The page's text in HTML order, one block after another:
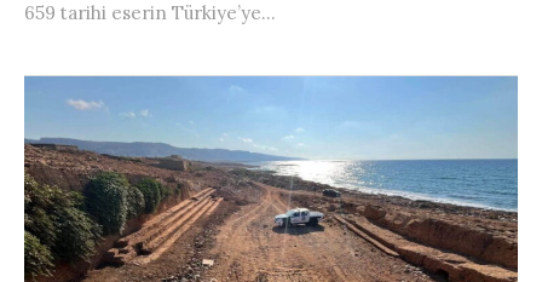
659 tarihi eserin Türkiye’ye...